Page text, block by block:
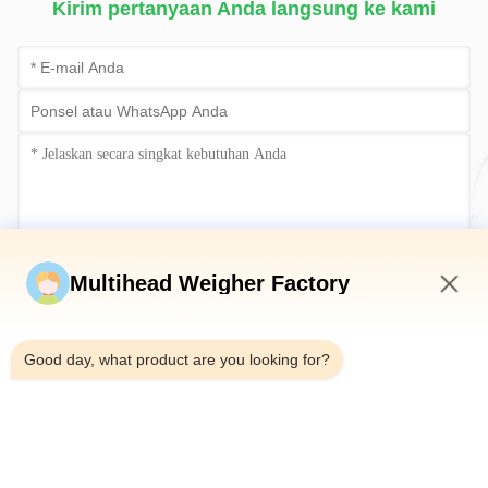
Kirim pertanyaan Anda langsung ke kami
Kirim sekarang
Multihead Weigher Factory
Good day, what product are you looking for?